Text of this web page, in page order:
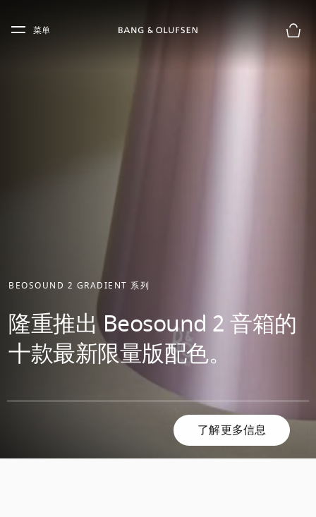
Skip to main footer
菜单
购物
BEOSOUND 2 GRADIENT 系列
隆重推出 Beosound 2 音箱的
十款最新限量版配色。
了解更多信息